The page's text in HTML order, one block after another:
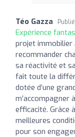
Téo Gazza
Expérience
projet immobilier
recommander
sa réactivité et
fait toute la
dotée d’une
m’accompagner
efficacité. Grâce
meilleures
pour son